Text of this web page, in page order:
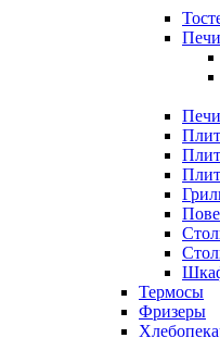
Термосы
Фризеры